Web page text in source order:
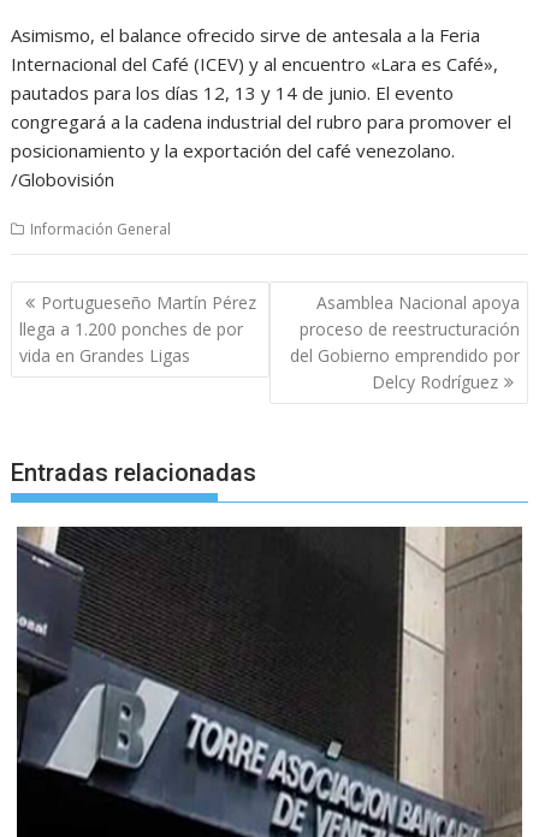
Asimismo, el balance ofrecido sirve de antesala a la Feria
Internacional del Café (ICEV) y al encuentro «Lara es Café»,
pautados para los días 12, 13 y 14 de junio. El evento
congregará a la cadena industrial del rubro para promover el
posicionamiento y la exportación del café venezolano.
/Globovisión
Información General
Navegación
de
entradas
Portugueseño Martín Pérez
llega a 1.200 ponches de por
vida en Grandes Ligas
Asamblea Nacional apoya
proceso de reestructuración
del Gobierno emprendido por
Delcy Rodríguez
Entradas relacionadas